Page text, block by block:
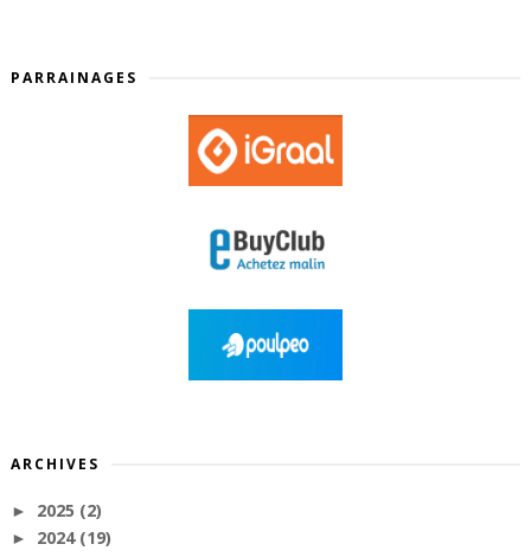
PARRAINAGES
ARCHIVES
► 2025 (2)
► 2024 (19)